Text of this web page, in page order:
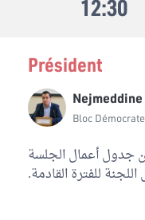
12:30
من جدول أعمال الجلسة
للفترة القادمة.
Président
Nejmeddine
Bloc Démocrate